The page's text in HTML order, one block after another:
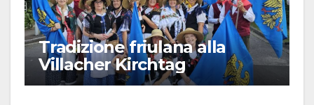
Tradizione friulana alla
Villacher Kirchtag